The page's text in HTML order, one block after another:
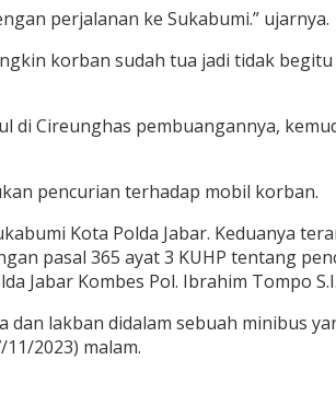
perjalanan ke Sukabumi.” ujarnya.
korban sudah tua jadi tidak
di Cireunghas pembuangannya,
pencurian terhadap mobil korban.
Kota Polda Jabar. Keduanya
pasal 365 ayat 3 KUHP tentang
Jabar Kombes Pol. Ibrahim Tompo
lakban didalam sebuah minibus
2023) malam.